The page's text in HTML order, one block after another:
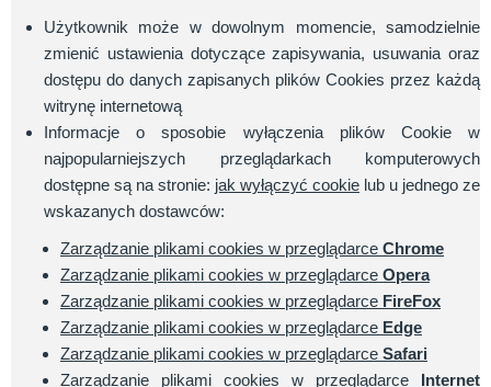
Użytkownik może w dowolnym momencie, samodzielnie
zmienić ustawienia dotyczące zapisywania, usuwania oraz
dostępu do danych zapisanych plików Cookies przez każdą
witrynę internetową
Informacje o sposobie wyłączenia plików Cookie w
najpopularniejszych przeglądarkach komputerowych
dostępne są na stronie: jak wyłączyć cookie lub u jednego ze
wskazanych dostawców:
Zarządzanie plikami cookies w przeglądarce Chrome
Zarządzanie plikami cookies w przeglądarce Opera
Zarządzanie plikami cookies w przeglądarce FireFox
Zarządzanie plikami cookies w przeglądarce Edge
Zarządzanie plikami cookies w przeglądarce Safari
Zarządzanie plikami cookies w przeglądarce Internet